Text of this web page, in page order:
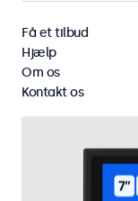
VGA
Få et tilbud
Hjælp
Om os
Kontakt os